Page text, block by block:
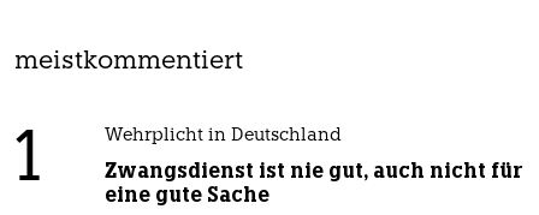
meistkommentiert
1 Wehrplicht in Deutschland
Zwangsdienst ist nie gut, auch nicht für
eine gute Sache